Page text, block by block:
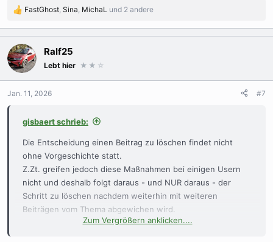
R
a
k
t
i
o
n
FastGhost Sina MichaL und 2 andere
Ralf25
Lebt hier ★★ ☆
Jan. 11, 2026 #7
gisbaert schrieb:
Die Entscheidung einen Beitrag zu löschen findet nicht
ohne Vorgeschichte statt.
Z.Zt. greifen jedoch diese Maßnahmen bei einigen Usern
nicht und deshalb folgt daraus - und NUR daraus - der
Schritt zu löschen nachdem weiterhin mit weiteren
Beiträgen vom Thema abgewichen wird.
Zum Vergrößern anklicken....